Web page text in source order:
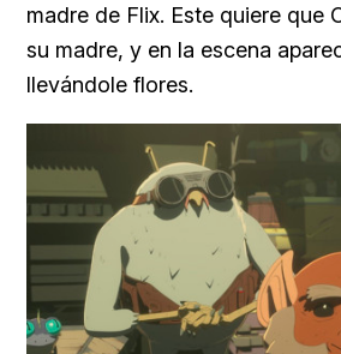
madre de Flix. Este quiere que
su madre, y en la escena
llevándole flores.